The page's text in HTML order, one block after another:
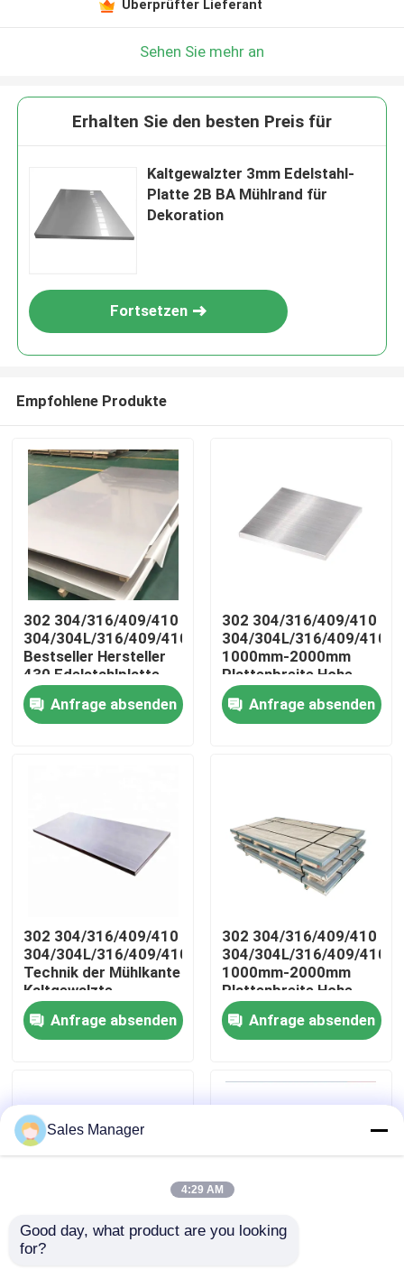
Produkte
Über uns
Fabrik Tour
Qualitätskontrolle
Nachrichten
Überprüfter Lieferant
Sehen Sie mehr an
Erhalten Sie den besten Preis für
Kaltgewalzter 3mm Edelstahl-
Platte 2B BA Mühlrand für
Dekoration
Fortsetzen
Empfohlene Produkte
302 304/316/409/410
304/304L/316/409/410/904L/2205/2507
Bestseller Hersteller
430 Edelstahlplatte
Fabrik Direktverkauf
201 Edelstahlplatte
Edelstahlplatten 304
Anfrage absenden
302 304/316/409/410
304/304L/316/409/410/
1000mm-2000mm
Plattenbreite Hohe
Präzision 430
Edelstahlbleche Dicke
0,3mm-3mm Standard
Anfrage absenden
302 304/316/409/410
304/304L/316/409/410/904L/2205/2507
Technik der Mühlkante
Kaltgewalzte
Edelstahlbleche für
die Pharmaindustrie
Anfrage absenden
302 304/316/409/410
304/304L/316/409/410/
1000mm-2000mm
Plattenbreite Hohe
Präzision 430
Edelstahlbleche Dicke
0,3mm-3mm Standard
Natürliche Farbe
Anfrage absenden
Premium-
Sales Manager
4:29 AM
Good day, what product are you looking
for?